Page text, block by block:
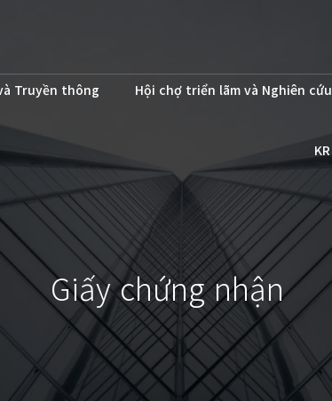
Truyền thông Hội chợ triển lãm và Nghiên cứu
KR
Giấy chứng nhận